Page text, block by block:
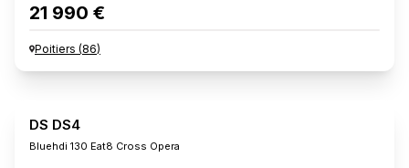
21 990 €
Poitiers (86)
DS DS4
Bluehdi 130 Eat8 Cross Opera